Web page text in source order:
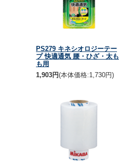
PS279 キネシオロジーテー
プ 快適通気 腰・ひざ・太も
も用
1,903円(本体価格:1,730円)